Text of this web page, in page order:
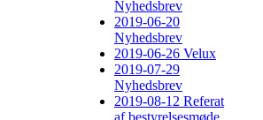
Nyhedsbrev
2019-06-20
Nyhedsbrev
2019-06-26 Velux
2019-07-29
Nyhedsbrev
2019-08-12 Referat